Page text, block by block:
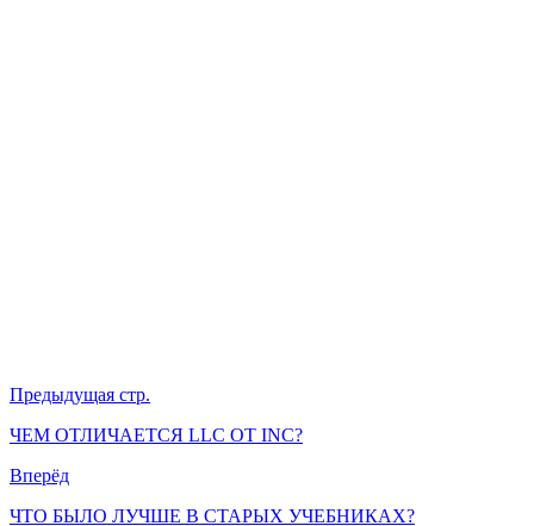
Предыдущая стр.
ЧЕМ ОТЛИЧАЕТСЯ LLC ОТ INC?
Вперёд
ЧТО БЫЛО ЛУЧШЕ В СТАРЫХ УЧЕБНИКАХ?